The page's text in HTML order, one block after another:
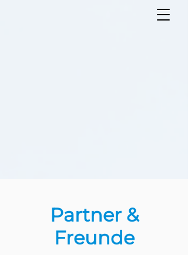
Partner &
Freunde